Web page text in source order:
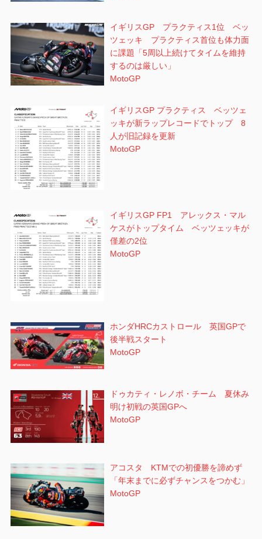
イギリスGP プラクティス1位 ベッ
ツェッキ プラクティス首位も体力面
に課題「5周以上続けてタイムを維持
するのは厳しい」
MotoGP
イギリスGP プラクティス ベッツェ
ッキが新ラップレコードでトップ 8
人が旧記録を更新
MotoGP
イギリスGP FP1 アレックス・マル
ケスがトップタイム ベッツェッキが
僅差の2位
MotoGP
ホンダHRCカストロール 英国GPで
後半戦スタート
MotoGP
ドゥカティ・レノボ・チーム 夏休み
明け初戦の英国GPへ
MotoGP
アコスタ KTMでの初優勝を諦めず
「年末までに必ずチャンスをつかむ」
MotoGP